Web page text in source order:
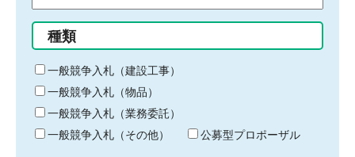
る
キ
ー
ワ
ー
ド
種類
一般競争入札（建設工事）
一般競争入札（物品）
一般競争入札（業務委託）
一般競争入札（その他）
公募型プロポーザル